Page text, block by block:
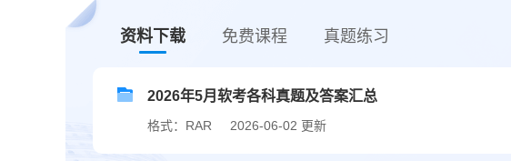
资料下载 免费课程 真题练习
2026年5月软考各科真题及答案汇总
格式：RAR 2026-06-02 更新